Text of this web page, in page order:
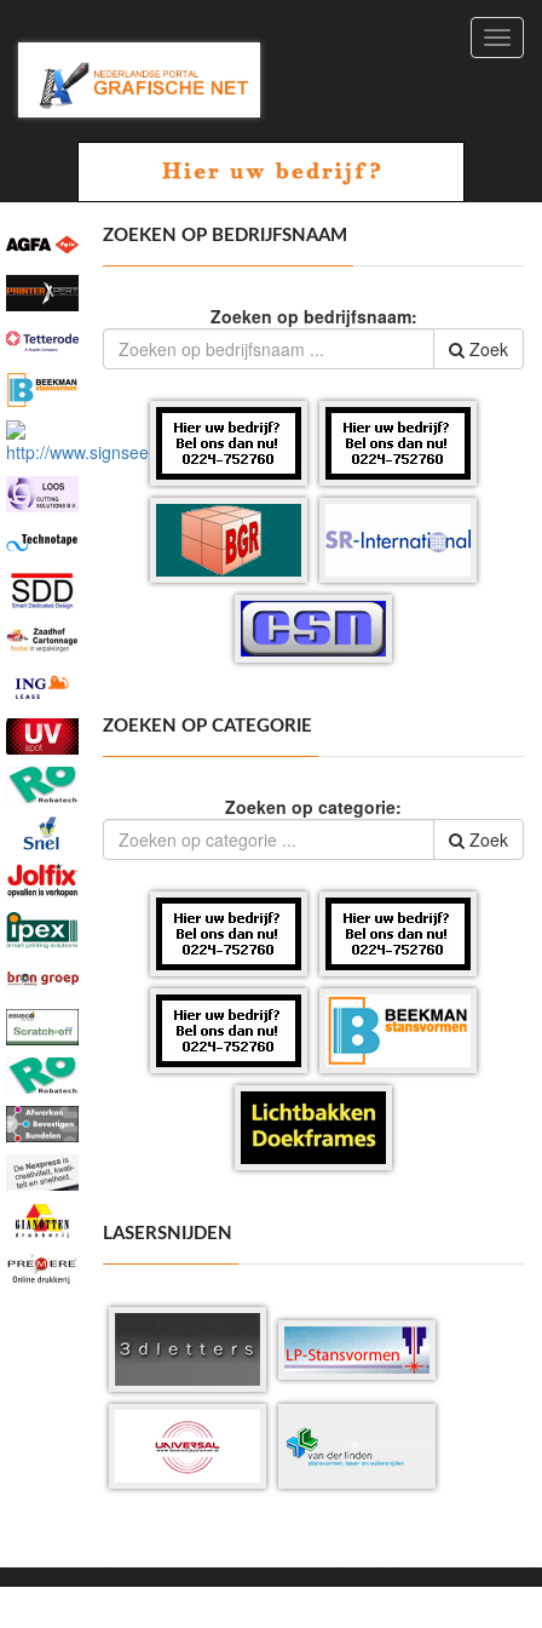
ZOEKEN OP BEDRIJFSNAAM
Zoeken op bedrijfsnaam:
Zoek
ZOEKEN OP CATEGORIE
Zoeken op categorie:
Zoek
LASERSNIJDEN